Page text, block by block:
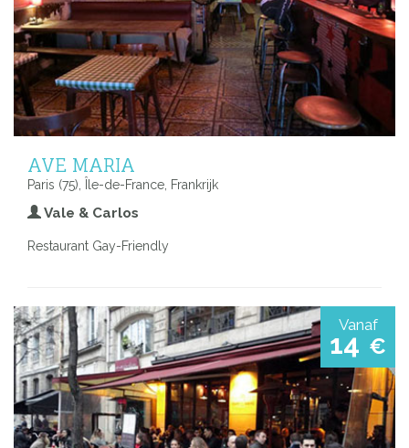
AVE MARIA
Paris (75), Île-de-France, Frankrijk
Vale & Carlos
Restaurant Gay-Friendly
Vanaf
14 €